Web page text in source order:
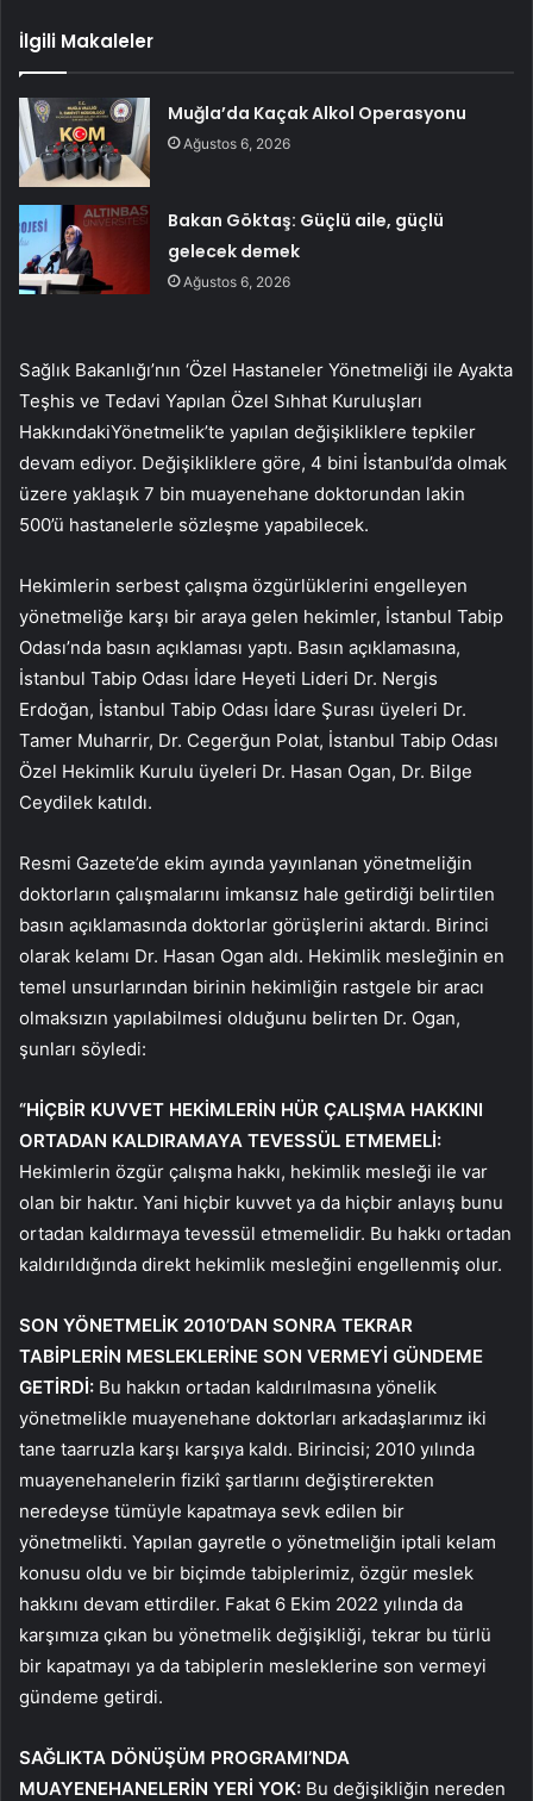
İlgili Makaleler
Muğla’da Kaçak Alkol Operasyonu
Ağustos 6, 2026
Bakan Göktaş: Güçlü aile, güçlü
gelecek demek
Ağustos 6, 2026
Sağlık Bakanlığı’nın ‘Özel Hastaneler Yönetmeliği ile Ayakta
Teşhis ve Tedavi Yapılan Özel Sıhhat Kuruluşları
HakkındakiYönetmelik’te yapılan değişikliklere tepkiler
devam ediyor. Değişikliklere göre, 4 bini İstanbul’da olmak
üzere yaklaşık 7 bin muayenehane doktorundan lakin
500’ü hastanelerle sözleşme yapabilecek.
Hekimlerin serbest çalışma özgürlüklerini engelleyen
yönetmeliğe karşı bir araya gelen hekimler, İstanbul Tabip
Odası’nda basın açıklaması yaptı. Basın açıklamasına,
İstanbul Tabip Odası İdare Heyeti Lideri Dr. Nergis
Erdoğan, İstanbul Tabip Odası İdare Şurası üyeleri Dr.
Tamer Muharrir, Dr. Cegerğun Polat, İstanbul Tabip Odası
Özel Hekimlik Kurulu üyeleri Dr. Hasan Ogan, Dr. Bilge
Ceydilek katıldı.
Resmi Gazete’de ekim ayında yayınlanan yönetmeliğin
doktorların çalışmalarını imkansız hale getirdiği belirtilen
basın açıklamasında doktorlar görüşlerini aktardı. Birinci
olarak kelamı Dr. Hasan Ogan aldı. Hekimlik mesleğinin en
temel unsurlarından birinin hekimliğin rastgele bir aracı
olmaksızın yapılabilmesi olduğunu belirten Dr. Ogan,
şunları söyledi:
“HİÇBİR KUVVET HEKİMLERİN HÜR ÇALIŞMA HAKKINI
ORTADAN KALDIRAMAYA TEVESSÜL ETMEMELİ:
Hekimlerin özgür çalışma hakkı, hekimlik mesleği ile var
olan bir haktır. Yani hiçbir kuvvet ya da hiçbir anlayış bunu
ortadan kaldırmaya tevessül etmemelidir. Bu hakkı ortadan
kaldırıldığında direkt hekimlik mesleğini engellenmiş olur.
SON YÖNETMELİK 2010’DAN SONRA TEKRAR
TABİPLERİN MESLEKLERİNE SON VERMEYİ GÜNDEME
GETİRDİ: Bu hakkın ortadan kaldırılmasına yönelik
yönetmelikle muayenehane doktorları arkadaşlarımız iki
tane taarruzla karşı karşıya kaldı. Birincisi; 2010 yılında
muayenehanelerin fizikî şartlarını değiştirerekten
neredeyse tümüyle kapatmaya sevk edilen bir
yönetmelikti. Yapılan gayretle o yönetmeliğin iptali kelam
konusu oldu ve bir biçimde tabiplerimiz, özgür meslek
hakkını devam ettirdiler. Fakat 6 Ekim 2022 yılında da
karşımıza çıkan bu yönetmelik değişikliği, tekrar bu türlü
bir kapatmayı ya da tabiplerin mesleklerine son vermeyi
gündeme getirdi.
SAĞLIKTA DÖNÜŞÜM PROGRAMI’NDA
MUAYENEHANELERİN YERİ YOK: Bu değişikliğin nereden